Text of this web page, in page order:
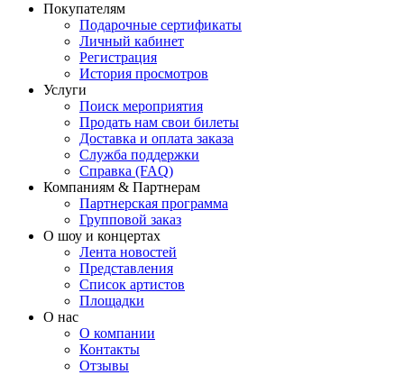
Покупателям
Подарочные сертификаты
Личный кабинет
Регистрация
История просмотров
Услуги
Поиск мероприятия
Продать нам свои билеты
Доставка и оплата заказа
Служба поддержки
Справка (FAQ)
Компаниям & Партнерам
Партнерская программа
Групповой заказ
О шоу и концертах
Лента новостей
Представления
Список артистов
Площадки
О нас
О компании
Контакты
Отзывы